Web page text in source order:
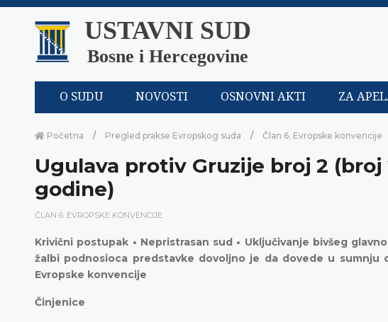
USTAVNI SUD
Bosne i Hercegovine
O SUDU NOVOSTI OSNOVNI AKTI ZA
Početna Pregled prakse Evropskog suda Član 6. Evropske konvencije
Ugulava protiv Gruzije broj 2 (broj
godine)
ČLAN 6. EVROPSKE KONVENCIJE
Krivični postupak • Nepristrasan sud • Uključivanje bivšeg
žalbi podnosioca predstavke dovoljno je da dovede u sumnju
Evropske konvencije
Činjenice